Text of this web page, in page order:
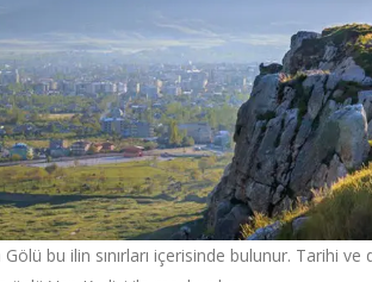
bu ilin sınırları içerisinde bulunur. Tarihi